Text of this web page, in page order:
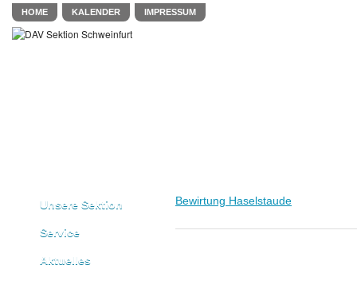
HOME KALENDER IMPRESSUM
Unsere Sektion
Service
Aktuelles
Bewirtung Haselstaude